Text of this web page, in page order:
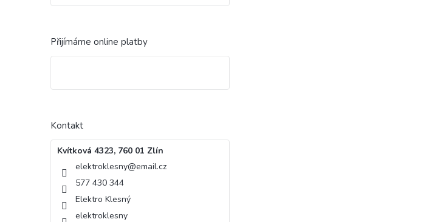
Přijímáme online platby
Kontakt
Kvítková 4323, 760 01 Zlín
elektroklesny@email.cz
577 430 344
Elektro Klesný
elektroklesny